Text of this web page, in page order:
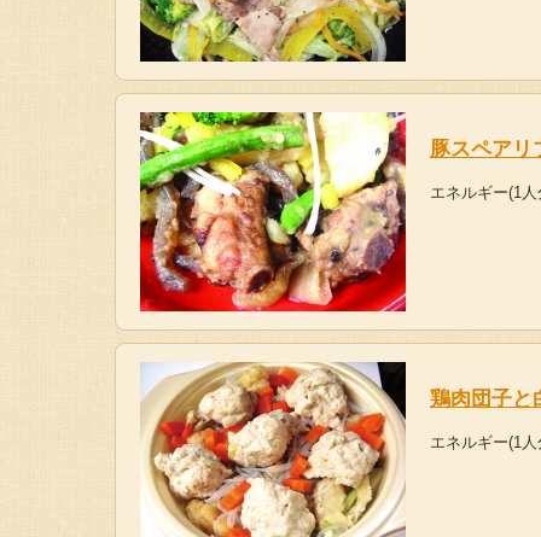
豚スペアリ
エネルギー(1人
鶏肉団子と
エネルギー(1人